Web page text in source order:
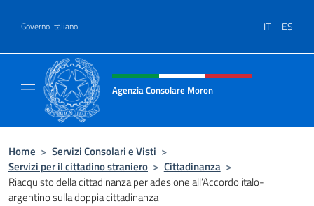
Governo Italiano IT ES
Intestazione sito, social e menù
Agenzia Consolare Moron
Home > Servizi Consolari e Visti >
Servizi per il cittadino straniero > Cittadinanza >
Riacquisto della cittadinanza per adesione all’Accordo italo-
argentino sulla doppia cittadinanza